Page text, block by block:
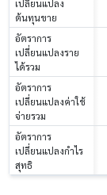
เปลี่ยนแปลง
ต้นทุนขาย
อัตราการ
เปลี่ยนแปลงราย
ได้รวม
อัตราการ
เปลี่ยนแปลงค่าใช้
จ่ายรวม
อัตราการ
เปลี่ยนแปลงกำไร
สุทธิ